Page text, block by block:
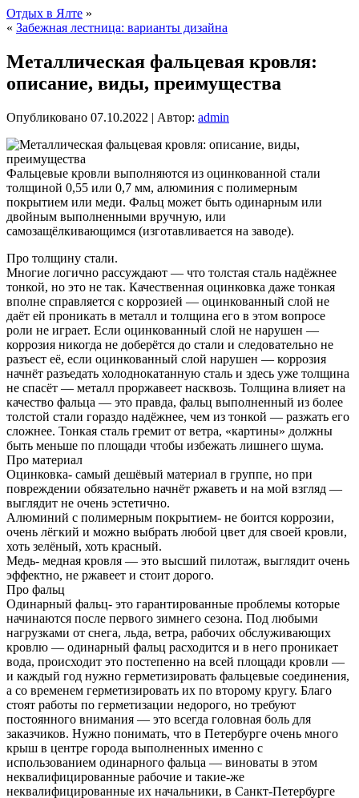
Отдых в Ялте »
« Забежная лестница: варианты дизайна
Металлическая фальцевая кровля:
описание, виды, преимущества
Опубликовано 07.10.2022 | Автор: admin
Фальцевые кровли выполняются из оцинкованной стали
толщиной 0,55 или 0,7 мм, алюминия с полимерным
покрытием или меди. Фальц может быть одинарным или
двойным выполненными вручную, или
cамозащёлкивающимся (изготавливается на заводе).
Про толщину стали.
Многие логично рассуждают — что толстая сталь надёжнее
тонкой, но это не так. Качественная оцинковка даже тонкая
вполне справляется с коррозией — оцинкованный слой не
даёт ей проникать в металл и толщина его в этом вопросе
роли не играет. Если оцинкованный слой не нарушен —
коррозия никогда не доберётся до стали и следовательно не
разъест её, если оцинкованный слой нарушен — коррозия
начнёт разъедать холоднокатанную сталь и здесь уже толщина
не спасёт — металл проржавеет насквозь. Толщина влияет на
качество фальца — это правда, фальц выполненный из более
толстой стали гораздо надёжнее, чем из тонкой — разжать его
сложнее. Тонкая сталь гремит от ветра, «картины» должны
быть меньше по площади чтобы избежать лишнего шума.
Про материал
Оцинковка- самый дешёвый материал в группе, но при
повреждении обязательно начнёт ржаветь и на мой взгляд —
выглядит не очень эстетично.
Алюминий с полимерным покрытием- не боится коррозии,
очень лёгкий и можно выбрать любой цвет для своей кровли,
хоть зелёный, хоть красный.
Медь- медная кровля — это высший пилотаж, выглядит очень
эффектно, не ржавеет и стоит дорого.
Про фальц
Одинарный фальц- это гарантированные проблемы которые
начинаются после первого зимнего сезона. Под любыми
нагрузками от снега, льда, ветра, рабочих обслуживающих
кровлю — одинарный фальц расходится и в него проникает
вода, происходит это постепенно на всей площади кровли —
и каждый год нужно герметизировать фальцевые соединения,
а со временем герметизировать их по второму кругу. Благо
стоят работы по герметизации недорого, но требуют
постоянного внимания — это всегда головная боль для
заказчиков. Нужно понимать, что в Петербурге очень много
крыш в центре города выполненных именно с
использованием одинарного фальца — виноваты в этом
неквалифицированные рабочие и такие-же
неквалифицированные их начальники, в Санкт-Петербурге